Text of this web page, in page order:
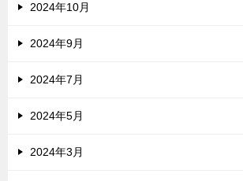
2024年10月
2024年9月
2024年7月
2024年5月
2024年3月